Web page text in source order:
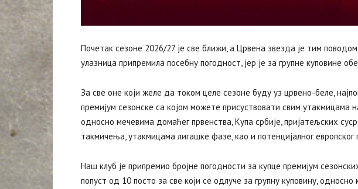
Почетак сезоне 2026/27 је све ближи, а Црвена звезда је тим
улазница припремила посебну погодност, јер је за групне куповине
‍За све оне који желе да током целе сезоне буду уз црвено-беле,
премијум сезонске са којом можете присуствовати свим утакмицама
односно мечевима домаћег првенства, Купа србије, пријатељских
такмичења, утакмицама лигашке фазе, као и потенцијалног европског
Наш клуб је припремио бројне погодности за купце премијум
попуст од 10 посто за све који се одлуче за групну куповину,